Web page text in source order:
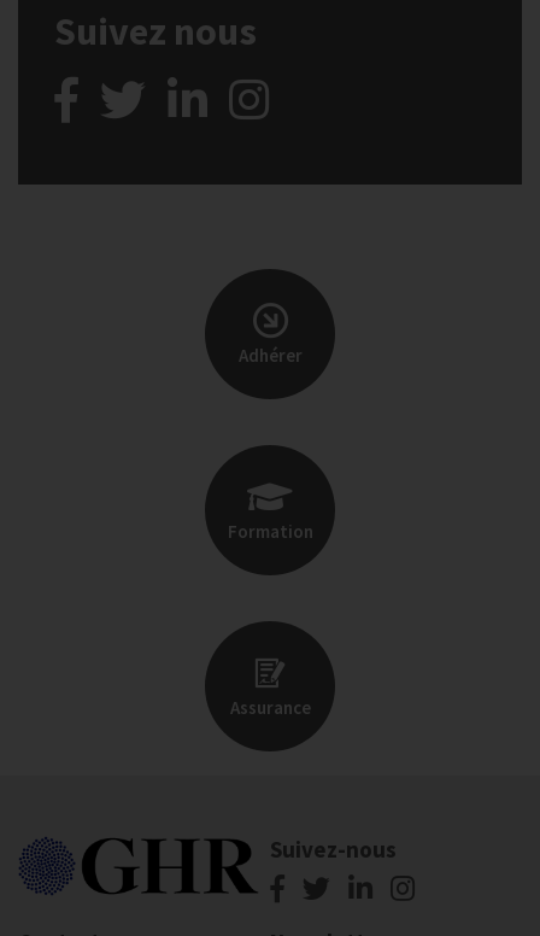
Suivez nous
Adhérer
Formation
Assurance
Suivez-nous